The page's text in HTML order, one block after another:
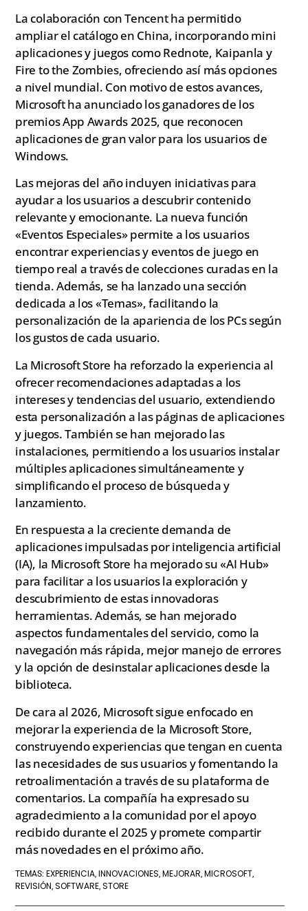
La colaboración con Tencent ha permitido
ampliar el catálogo en China, incorporando mini
aplicaciones y juegos como Rednote, Kaipanla y
Fire to the Zombies, ofreciendo así más opciones
a nivel mundial. Con motivo de estos avances,
Microsoft ha anunciado los ganadores de los
premios App Awards 2025, que reconocen
aplicaciones de gran valor para los usuarios de
Windows.
Las mejoras del año incluyen iniciativas para
ayudar a los usuarios a descubrir contenido
relevante y emocionante. La nueva función
«Eventos Especiales» permite a los usuarios
encontrar experiencias y eventos de juego en
tiempo real a través de colecciones curadas en la
tienda. Además, se ha lanzado una sección
dedicada a los «Temas», facilitando la
personalización de la apariencia de los PCs según
los gustos de cada usuario.
La Microsoft Store ha reforzado la experiencia al
ofrecer recomendaciones adaptadas a los
intereses y tendencias del usuario, extendiendo
esta personalización a las páginas de aplicaciones
y juegos. También se han mejorado las
instalaciones, permitiendo a los usuarios instalar
múltiples aplicaciones simultáneamente y
simplificando el proceso de búsqueda y
lanzamiento.
En respuesta a la creciente demanda de
aplicaciones impulsadas por inteligencia artificial
(IA), la Microsoft Store ha mejorado su «AI Hub»
para facilitar a los usuarios la exploración y
descubrimiento de estas innovadoras
herramientas. Además, se han mejorado
aspectos fundamentales del servicio, como la
navegación más rápida, mejor manejo de errores
y la opción de desinstalar aplicaciones desde la
biblioteca.
De cara al 2026, Microsoft sigue enfocado en
mejorar la experiencia de la Microsoft Store,
construyendo experiencias que tengan en cuenta
las necesidades de sus usuarios y fomentando la
retroalimentación a través de su plataforma de
comentarios. La compañía ha expresado su
agradecimiento a la comunidad por el apoyo
recibido durante el 2025 y promete compartir
más novedades en el próximo año.
TEMAS: EXPERIENCIA, INNOVACIONES, MEJORAR, MICROSOFT,
REVISIÓN,SOFTWARE,STORE